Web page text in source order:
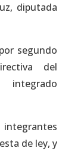
diputada
segundo
del
integrado
integrantes
de ley, y